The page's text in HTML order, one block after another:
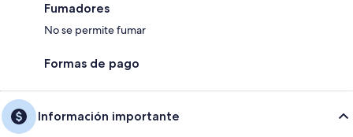
Fumadores
No se permite fumar
Formas de pago
Información importante